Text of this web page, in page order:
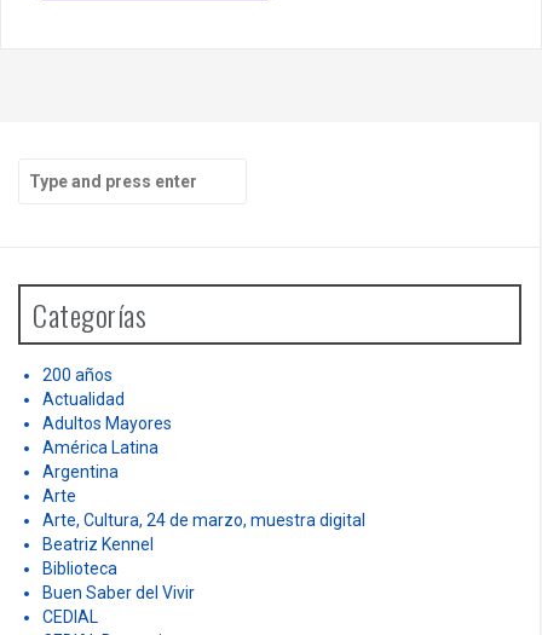
h
o
Categorías
200 años
Actualidad
Adultos Mayores
América Latina
Argentina
Arte
Arte, Cultura, 24 de marzo, muestra digital
Beatriz Kennel
Biblioteca
Buen Saber del Vivir
CEDIAL